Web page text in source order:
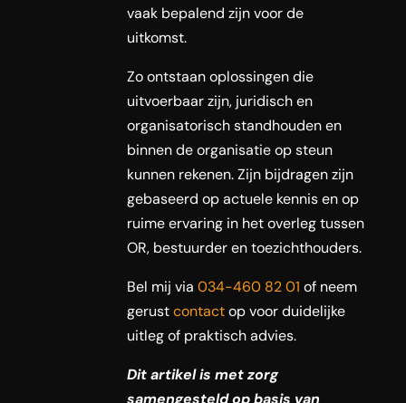
vaak bepalend zijn voor de
uitkomst.
Zo ontstaan oplossingen die
uitvoerbaar zijn, juridisch en
organisatorisch standhouden en
binnen de organisatie op steun
kunnen rekenen. Zijn bijdragen zijn
gebaseerd op actuele kennis en op
ruime ervaring in het overleg tussen
OR, bestuurder en toezichthouders.
Bel mij via 034-460 82 01 of neem
gerustcontactop voor duidelijke
uitleg of praktisch advies.
Dit artikel is met zorg
samengesteld op basis van